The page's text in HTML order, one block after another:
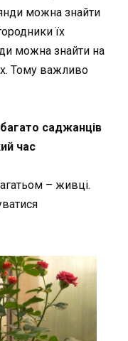
можна знайти
їх
можна знайти на
Тому важливо
саджанців
час
– живці.